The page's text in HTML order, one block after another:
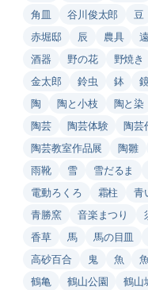
角皿
谷川俊太郎 豆
赤堀邸
辰 農具
酒器
野の花 野焼き
金太郎
鈴虫 鉢
陶
陶と小枝 陶と染
陶芸
陶芸体験 陶芸
陶芸教室作品展
陶雛
雨靴
雪 雪だるま
電動ろくろ
霜柱 青
青勝窯
音楽まつり
香草
馬 馬の目皿
高砂百合
鬼 魚
鶴亀
鶴山公園 鶴山